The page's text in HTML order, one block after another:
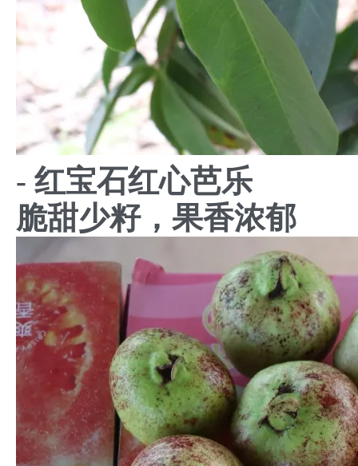
- 红宝石红心芭乐
脆甜少籽，果香浓郁